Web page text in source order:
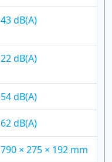
43 dB(A)
22 dB(A)
54 dB(A)
62 dB(A)
790 × 275 × 192 mm